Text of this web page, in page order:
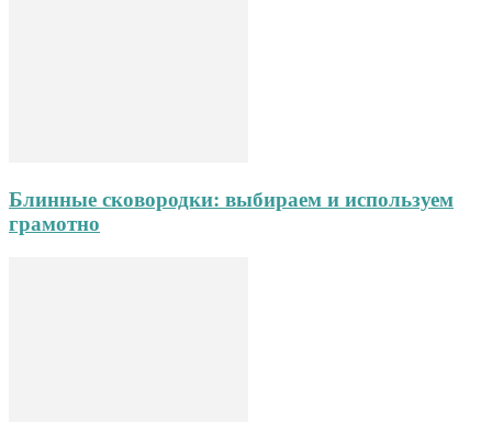
Блинные сковородки: выбираем и используем
грамотно